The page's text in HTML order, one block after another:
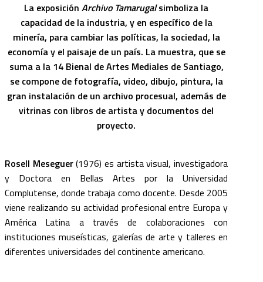
La exposiciónArchivo Tamarugalsimboliza la
capacidad de la industria, y en específico de la
minería, para cambiar las políticas, la sociedad, la
economía y el paisaje de un país. La muestra, que se
suma a la 14 Bienal de Artes Mediales de Santiago,
se compone de fotografía, video, dibujo, pintura, la
gran instalación de un archivo procesual, además de
vitrinas con libros de artista y documentos del
proyecto.
Rosell Meseguer(1976) es artista visual, investigadora
y Doctora en Bellas Artes por la Universidad
Complutense, donde trabaja como docente. Desde 2005
viene realizando su actividad profesional entre Europa y
América Latina a través de colaboraciones con
instituciones museísticas, galerías de arte y talleres en
diferentes universidades del continente americano.